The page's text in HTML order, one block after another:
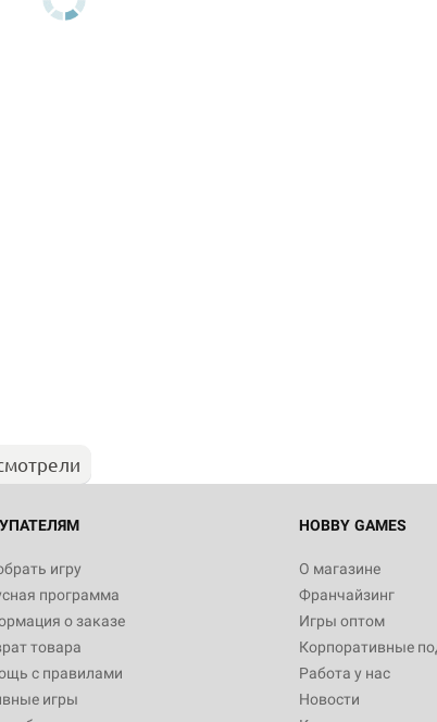
игру
программа
о заказе
товара
с правилами
игры
HOBBY GAMES
О магазине
Франчайзинг
Игры оптом
Корпоративные
Работа у нас
Новости